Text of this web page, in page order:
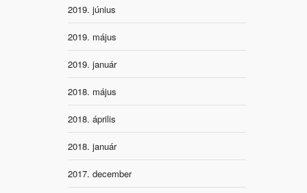
2019. június
2019. május
2019. január
2018. május
2018. április
2018. január
2017. december